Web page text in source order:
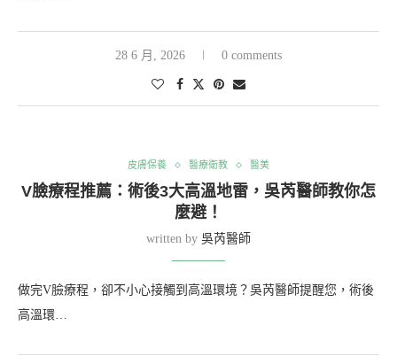
28 6 月, 2026 0 comments
皮膚保養 醫療衛教 醫美
V臉療程推薦：術後3大高溫地雷，吳芮醫師教你怎
麼避！
written by 吳芮醫師
做完V臉療程，卻不小心接觸到高溫環境？吳芮醫師提醒您，術後
高溫環…